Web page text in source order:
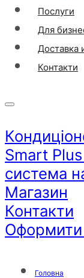
Послуги
Для
Доставка
Контакти
Smart
система
Магазин
Контакти
Головна